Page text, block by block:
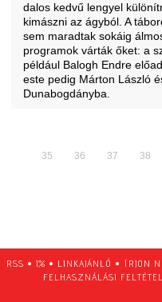
dalos kedvű lengyel
kimászni az ágyból. A
sem maradtak sokáig
programok várták őket: a
például Balogh Endre
este pedig Márton László
Dunabogdányba.
35 36 37 38
RSS • 1% • LINKAJÁNLÓ • ÍRJON
FELHASZNÁLÁSI